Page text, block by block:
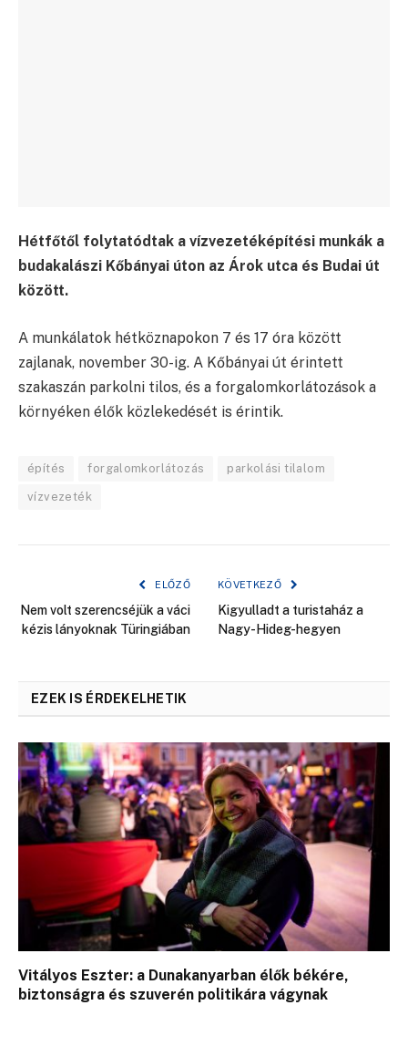
Hétfőtől folytatódtak a vízvezetéképítési munkák a
budakalászi Kőbányai úton az Árok utca és Budai út
között.
A munkálatok hétköznapokon 7 és 17 óra között
zajlanak, november 30-ig. A Kőbányai út érintett
szakaszán parkolni tilos, és a forgalomkorlátozások a
környéken élők közlekedését is érintik.
építés forgalomkorlátozás parkolási tilalom
vízvezeték
ELŐZŐ
Nem volt szerencséjük a váci
kézis lányoknak Türingiában
KÖVETKEZŐ
Kigyulladt a turistaház a
Nagy-Hideg-hegyen
EZEK IS ÉRDEKELHETIK
Vitályos Eszter: a Dunakanyarban élők békére,
biztonságra és szuverén politikára vágynak